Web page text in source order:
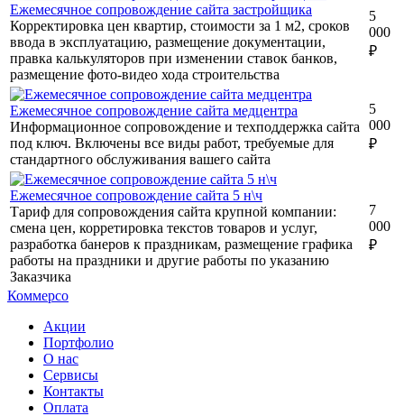
Ежемесячное сопровождение сайта застройщика
Корректировка цен квартир, стоимости за 1 м2, сроков
ввода в эксплуатацию, размещение документации,
правка калькуляторов при изменении ставок банков,
размещение фото-видео хода строительства
5
000
₽
Ежемесячное сопровождение сайта медцентра
Информационное сопровождение и техподдержка сайта
под ключ. Включены все виды работ, требуемые для
стандартного обслуживания вашего сайта
5
000
₽
Ежемесячное сопровождение сайта 5 н\ч
Тариф для сопровождения сайта крупной компании:
смена цен, корретировка текстов товаров и услуг,
разработка банеров к праздникам, размещение графика
работы на праздники и другие работы по указанию
Заказчика
7
000
₽
Коммерсо
Акции
Портфолио
О нас
Сервисы
Контакты
Оплата